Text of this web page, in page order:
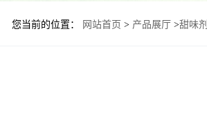
您当前的位置： 网站首页 > 产品展厅 >甜味剂